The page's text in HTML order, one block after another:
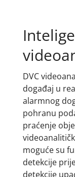
DVC
događaj u
alarmnog
pohranu
praćenje
moguće su
detekcije
detekcije